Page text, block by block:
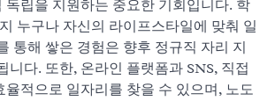
독립을 지원하는 중요한 기회입니다. 학
누구나 자신의 라이프스타일에 맞춰 일
통해 쌓은 경험은 향후 정규직 자리 지
니다. 또한, 온라인 플랫폼과 SNS, 직접
율적으로 일자리를 찾을 수 있으며, 노도